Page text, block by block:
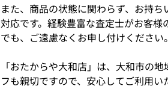
また、商品の状態に関わらず、お持
対応です。経験豊富な査定士がお客
でも、ご遠慮なくお申し付けください
「おたからや大和店」は、大和市の
フも親切ですので、安心してご利用い